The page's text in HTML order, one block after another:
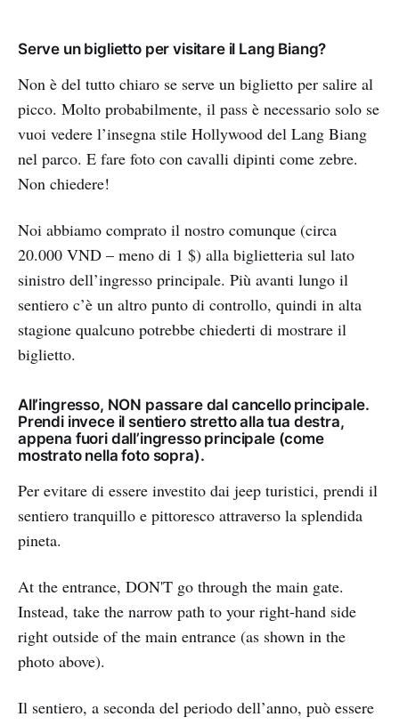
Serve un biglietto per visitare il Lang Biang?
Non è del tutto chiaro se serve un biglietto per salire al
picco. Molto probabilmente, il pass è necessario solo se
vuoi vedere l’insegna stile Hollywood del Lang Biang
nel parco. E fare foto con cavalli dipinti come zebre.
Non chiedere!
Noi abbiamo comprato il nostro comunque (circa
20.000 VND – meno di 1 $) alla biglietteria sul lato
sinistro dell’ingresso principale. Più avanti lungo il
sentiero c’è un altro punto di controllo, quindi in alta
stagione qualcuno potrebbe chiederti di mostrare il
biglietto.
All’ingresso, NON passare dal cancello principale.
Prendi invece il sentiero stretto alla tua destra,
appena fuori dall’ingresso principale (come
mostrato nella foto sopra).
Per evitare di essere investito dai jeep turistici, prendi il
sentiero tranquillo e pittoresco attraverso la splendida
pineta.
At the entrance, DON'T go through the main gate.
Instead, take the narrow path to your right-hand side
right outside of the main entrance (as shown in the
photo above).
Il sentiero, a seconda del periodo dell’anno, può essere